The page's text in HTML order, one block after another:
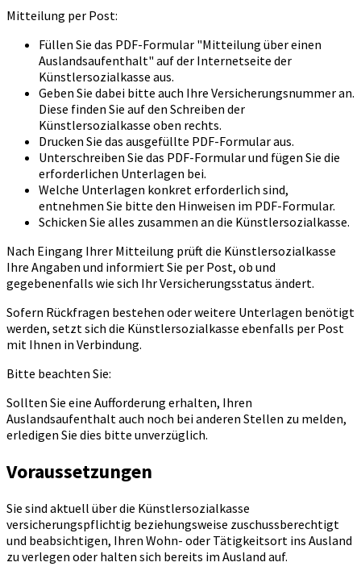
Mitteilung per Post:
Füllen Sie das PDF-Formular "Mitteilung über einen
Auslandsaufenthalt" auf der Internetseite der
Künstlersozialkasse aus.
Geben Sie dabei bitte auch Ihre Versicherungsnummer an.
Diese finden Sie auf den Schreiben der
Künstlersozialkasse oben rechts.
Drucken Sie das ausgefüllte PDF-Formular aus.
Unterschreiben Sie das PDF-Formular und fügen Sie die
erforderlichen Unterlagen bei.
Welche Unterlagen konkret erforderlich sind,
entnehmen Sie bitte den Hinweisen im PDF-Formular.
Schicken Sie alles zusammen an die Künstlersozialkasse.
Nach Eingang Ihrer Mitteilung prüft die Künstlersozialkasse
Ihre Angaben und informiert Sie per Post, ob und
gegebenenfalls wie sich Ihr Versicherungsstatus ändert.
Sofern Rückfragen bestehen oder weitere Unterlagen benötigt
werden, setzt sich die Künstlersozialkasse ebenfalls per Post
mit Ihnen in Verbindung.
Bitte beachten Sie:
Sollten Sie eine Aufforderung erhalten, Ihren
Auslandsaufenthalt auch noch bei anderen Stellen zu melden,
erledigen Sie dies bitte unverzüglich.
Voraussetzungen
Sie sind aktuell über die Künstlersozialkasse
versicherungspflichtig beziehungsweise zuschussberechtigt
und beabsichtigen, Ihren Wohn- oder Tätigkeitsort ins Ausland
zu verlegen oder halten sich bereits im Ausland auf.